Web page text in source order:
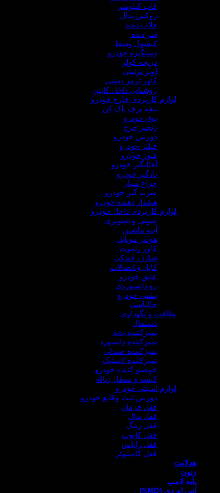
قاب کیلومتر
روکش پدال
فلاپ دنده
سر دنده
کنسول وسط
دستگیره خودرو
دریچه کولر
آویز-تزئینی
کاور ترمز دستی
روشنایی داخل کابین
لوازم کاربردی خارج خودرو
تیغه برف پاک کن
بوق خودرو
زنجیر چرخ
دوربین خودرو
فیلتر خودرو
فیوز خودرو
آفتابگیر خودرو
بادگیر خودرو
چراغ سیار
ضربه گیر خودرو
هشدار دهنده خودرو
لوازم کاربردی داخل خودرو
صوتی و تصویری
آینه ماشین
هولدر موبایل
کاور ریموت
شارژر فندکی
کابل و اتصالات
عایق خودرو
رو داشبوردی
پشتی خودرو
جالباسی
نظافت و نگهداری
دستمال
تمیزکننده بدنه
تمیزکننده داشبورد
تمیزکننده صندلی
تمیزکننده لاستیک
خوشبو کننده خودرو
کیسه و سطل زباله
لوازم امنیتی خودرو
دوربین ثبت وقایع خودرو
قفل فرمان
قفل پدال
قفل رینگ
قفل کاپوت
قفل زاپاس
قفل کامپیوتر
هدلایت
زنون
پایه لامپ
اس ام دی (SMD)